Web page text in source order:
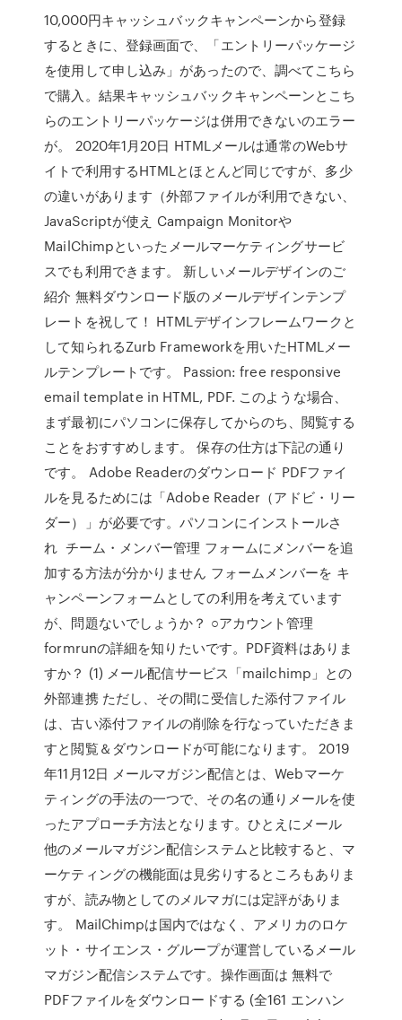
10,000円キャッシュバックキャンペーンから登録
するときに、登録画面で、「エントリーパッケージ
を使用して申し込み」があったので、調べてこちら
で購入。結果キャッシュバックキャンペーンとこち
らのエントリーパッケージは併用できないのエラー
が。 2020年1月20日 HTMLメールは通常のWebサ
イトで利用するHTMLとほとんど同じですが、多少
の違いがあります（外部ファイルが利用できない、
JavaScriptが使え Campaign Monitorや
MailChimpといったメールマーケティングサービ
スでも利用できます。 新しいメールデザインのご
紹介 無料ダウンロード版のメールデザインテンプ
レートを祝して！ HTMLデザインフレームワークと
して知られるZurb Frameworkを用いたHTMLメー
ルテンプレートです。 Passion: free responsive
email template in HTML, PDF. このような場合、
まず最初にパソコンに保存してからのち、閲覧する
ことをおすすめします。 保存の仕方は下記の通り
です。 Adobe Readerのダウンロード PDFファイ
ルを見るためには「Adobe Reader（アドビ・リー
ダー）」が必要です。パソコンにインストールさ
れ チーム・メンバー管理 フォームにメンバーを追
加する方法が分かりません フォームメンバーを キ
ャンペーンフォームとしての利用を考えています
が、問題ないでしょうか？ ○アカウント管理
formrunの詳細を知りたいです。PDF資料はありま
すか？ (1) メール配信サービス「mailchimp」との
外部連携 ただし、その間に受信した添付ファイル
は、古い添付ファイルの削除を行なっていただきま
すと閲覧＆ダウンロードが可能になります。 2019
年11月12日 メールマガジン配信とは、Webマーケ
ティングの手法の一つで、その名の通りメールを使
ったアプローチ方法となります。ひとえにメール
他のメールマガジン配信システムと比較すると、マ
ーケティングの機能面は見劣りするところもありま
すが、読み物としてのメルマガには定評がありま
す。 MailChimpは国内ではなく、アメリカのロケ
ット・サイエンス・グループが運営しているメール
マガジン配信システムです。操作画面は 無料で
PDFファイルをダウンロードする (全161 エンハン